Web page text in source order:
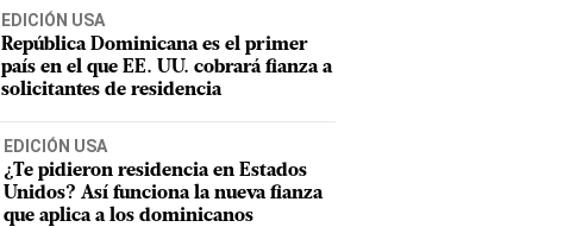
EDICIÓN USA
República Dominicana es el primer
país en el que EE. UU. cobrará fianza a
solicitantes de residencia
EDICIÓN USA
¿Te pidieron residencia en Estados
Unidos? Así funciona la nueva fianza
que aplica a los dominicanos